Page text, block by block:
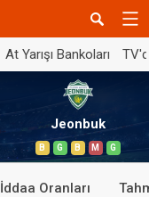
At Yarışı Bankoları
Jeonbuk
B G B M G
İddaa Oranları